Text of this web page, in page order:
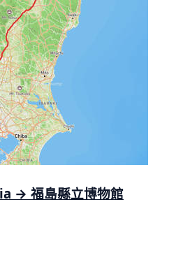
→ 福島縣立博物館